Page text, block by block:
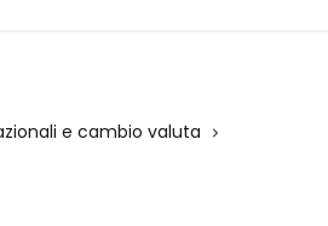
e cambio valuta